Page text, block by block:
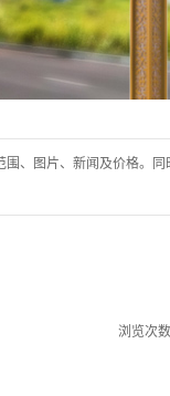
围、图片、新闻及价格。
浏览次